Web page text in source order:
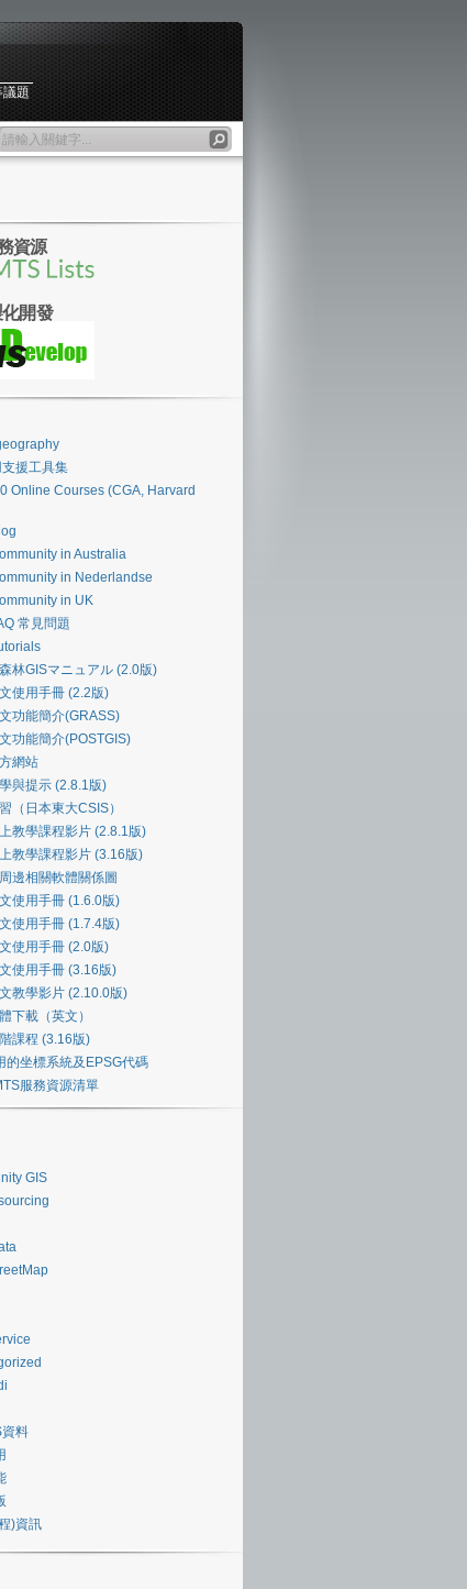
題
資源
開發
援工具集
Online Courses (CGA, Harvard
in Australia
in Nederlandse
in UK
常見問題
林GISマニュアル (2.0版)
使用手冊 (2.2版)
功能簡介(GRASS)
功能簡介(POSTGIS)
網站
與提示 (2.8.1版)
（日本東大CSIS）
教學課程影片 (2.8.1版)
教學課程影片 (3.16版)
邊相關軟體關係圖
使用手冊 (1.6.0版)
使用手冊 (1.7.4版)
使用手冊 (2.0版)
使用手冊 (3.16版)
教學影片 (2.10.0版)
下載（英文）
課程 (3.16版)
的坐標系統及EPSG代碼
服務資源清單
GIS
料
)資訊